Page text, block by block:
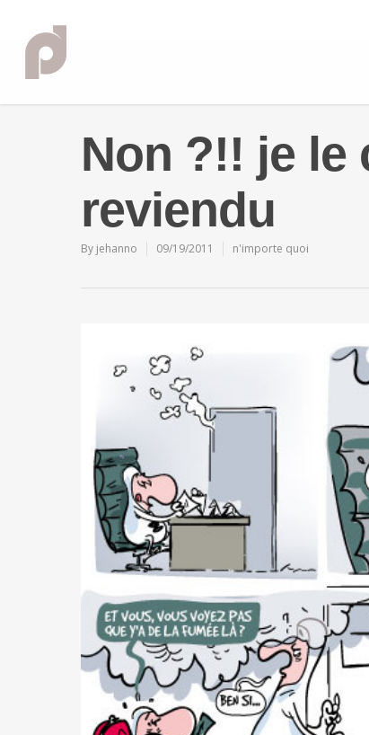
Non ?!! je
reviendu
By jehanno 09/19/2011 n'importe quoi